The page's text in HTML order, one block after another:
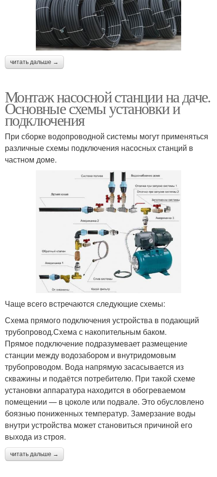
читать дальше →
Монтаж насосной станции на даче.
Основные схемы установки и
подключения
При сборке водопроводной системы могут применяться
различные схемы подключения насосных станций в
частном доме.
Чаще всего встречаются следующие схемы:
Схема прямого подключения устройства в подающий
трубопровод.Схема с накопительным баком.
Прямое подключение подразумевает размещение
станции между водозабором и внутридомовым
трубопроводом. Вода напрямую засасывается из
скважины и подаётся потребителю. При такой схеме
установки аппаратура находится в обогреваемом
помещении — в цоколе или подвале. Это обусловлено
боязнью пониженных температур. Замерзание воды
внутри устройства может становиться причиной его
выхода из строя.
читать дальше →